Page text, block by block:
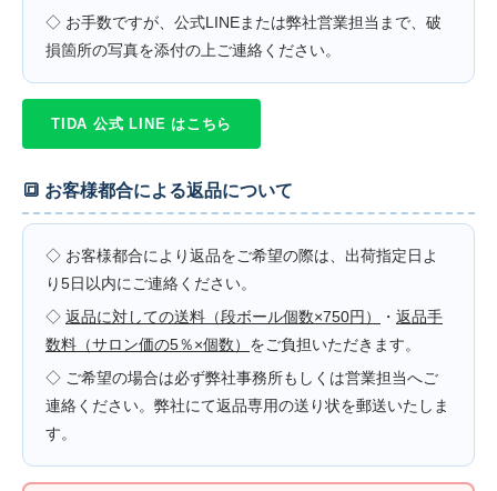
◇ お手数ですが、公式LINEまたは弊社営業担当まで、破
損箇所の写真を添付の上ご連絡ください。
TIDA 公式 LINE はこちら
🔳 お客様都合による返品について
◇ お客様都合により返品をご希望の際は、出荷指定日よ
り5日以内にご連絡ください。
◇ 返品に対しての送料（段ボール個数×750円） ・ 返品手
数料（サロン価の5％×個数） をご負担いただきます。
◇ ご希望の場合は必ず弊社事務所もしくは営業担当へご
連絡ください。弊社にて返品専用の送り状を郵送いたしま
す。